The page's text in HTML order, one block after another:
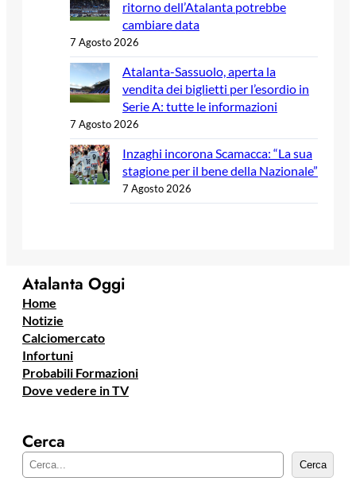
ritorno dell’Atalanta potrebbe
cambiare data
7 Agosto 2026
Atalanta-Sassuolo, aperta la
vendita dei biglietti per l’esordio in
Serie A: tutte le informazioni
7 Agosto 2026
Inzaghi incorona Scamacca: “La sua
stagione per il bene della Nazionale”
7 Agosto 2026
Atalanta Oggi
Home
Notizie
Calciomercato
Infortuni
Probabili Formazioni
Dove vedere in TV
Cerca
e
Cerca